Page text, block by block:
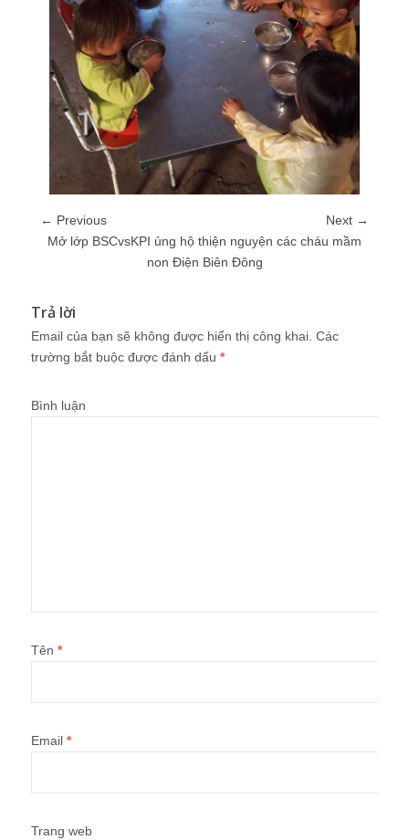
← Previous
Next →
Mở lớp BSCvsKPI ủng hộ thiện nguyện các cháu mầm
non Điện Biên Đông
Trả lời
Email của bạn sẽ không được hiển thị công khai. Các
trường bắt buộc được đánh dấu *
Bình luận
Tên *
Email *
Trang web